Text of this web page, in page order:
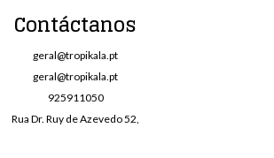
Contáctanos
geral@tropikala.pt
geral@tropikala.pt
925911050
Rua Dr. Ruy de Azevedo 52,